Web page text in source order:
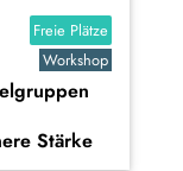
Freie Plätze
Workshop
Stärke